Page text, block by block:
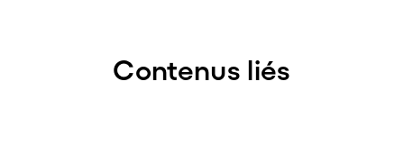
Contenus liés